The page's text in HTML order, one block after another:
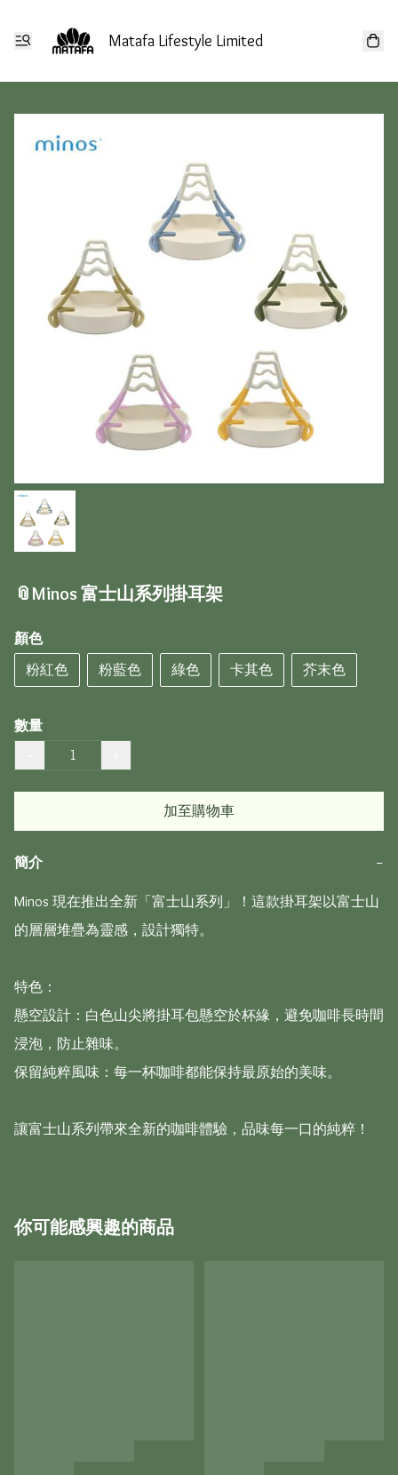
Matafa Lifestyle Limited
📎Minos 富士山系列掛耳架
顏色
粉紅色
粉藍色 綠色 卡其色 芥末色
數量
加至購物車
簡介 −
Minos 現在推出全新「富士山系列」！這款掛耳架以富士山
的層層堆疊為靈感，設計獨特。
特色：
懸空設計：白色山尖將掛耳包懸空於杯緣，避免咖啡長時間
浸泡，防止雜味。
保留純粹風味：每一杯咖啡都能保持最原始的美味。
讓富士山系列帶來全新的咖啡體驗，品味每一口的純粹！
你可能感興趣的商品